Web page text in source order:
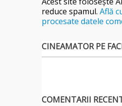
reduce spamul. Află
procesate datele
CINEAMATOR PE
COMENTARII